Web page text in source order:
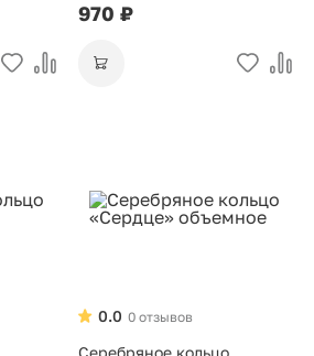
970 ₽
0 отзывов
0.0
Серебряное кольцо